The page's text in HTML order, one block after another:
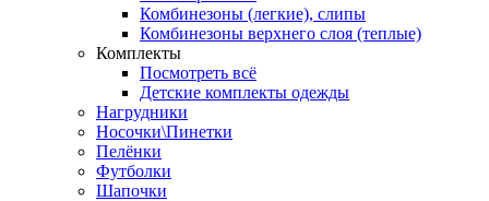
Комбинезоны (легкие), слипы
Комбинезоны верхнего слоя (теплые)
Комплекты
Посмотреть всё
Детские комплекты одежды
Нагрудники
Носочки\Пинетки
Пелёнки
Футболки
Шапочки